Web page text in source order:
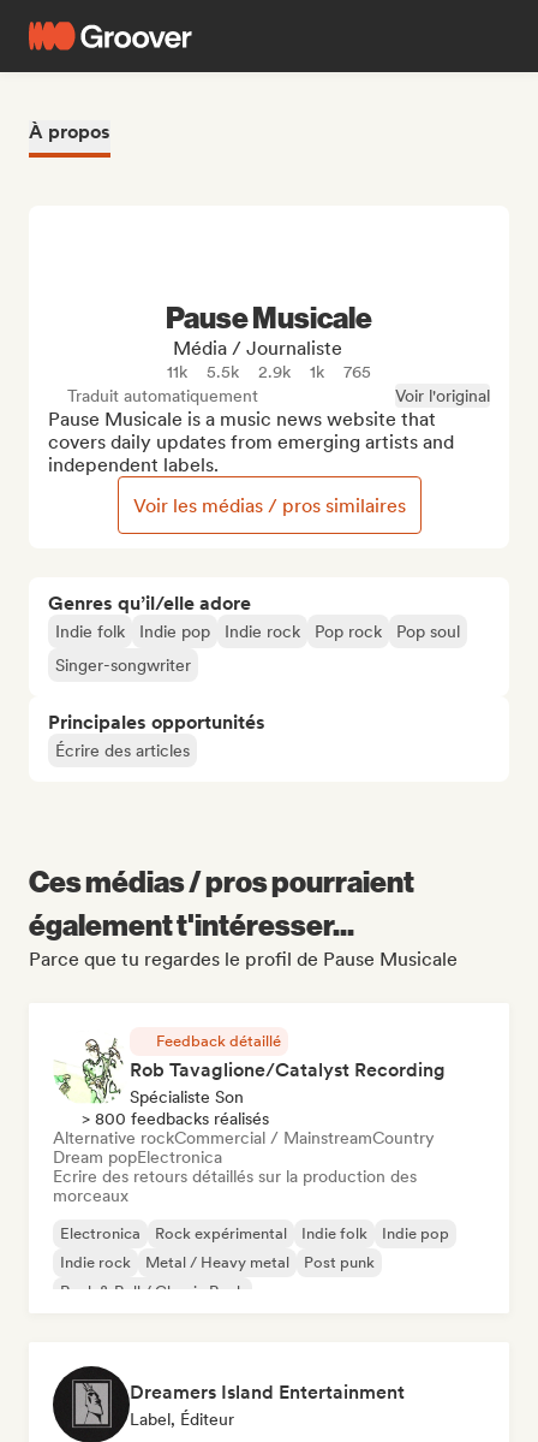
À propos
Genres qu’il/elle adore
Indie folk Indie pop Indie rock Pop rock
Pop soul
Singer-songwriter
Principales opportunités
Écrire des articles
Pause Musicale
Média / Journaliste
11k 5.5k 2.9k 1k
765
Traduit automatiquement
Voir l'original
Pause Musicale is a music news website that
covers daily updates from emerging artists and
independent labels.
Voir les médias / pros similaires
Ces médias / pros pourraient
également t'intéresser...
Parce que tu regardes le profil de Pause Musicale
Feedback détaillé
Rob Tavaglione/Catalyst Recording
Spécialiste Son
> 800 feedbacks réalisés
Alternative rockCommercial / MainstreamCountry
Dream popElectronica
Ecrire des retours détaillés sur la production des
morceaux
Electronica Rock expérimental Indie folk
Indie pop
Indie rock
Metal / Heavy metal
Post punk
Rock & Roll / Classic Rock
Dreamers Island Entertainment
Label, Éditeur